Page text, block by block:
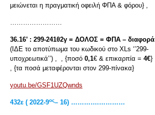
μειώνεται η πραγματική οφειλή ΦΠΑ & φόρου} ,
……………………
36.16’ : 299-241θ2γ = ΔΟΛΟΣ = ΦΠΑ – διαφορά
(ΙΔΕ το αποτύπωμα του κωδικού στο XLs ‘’299-
υποχρεωτικά’’) , , {ποσό 0,1€ & επικαρπία = 4€}
, {τα ποσά μεταφέρονται στον 299-πίνακα}
youtu.be/GSF1UZQwnds
432ε ( 2022-9ος– 16) ………….…………